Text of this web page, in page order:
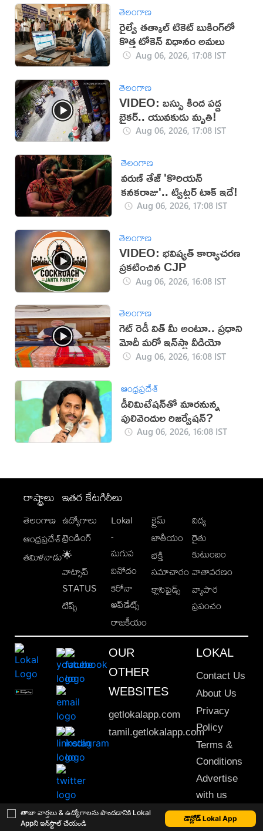
తాజా వార్తలు & ఉద్యోగాలను పొందడానికి Lokal
Appని ఇన్‌స్టాల్ చేయండి
డౌన్లోడ్ Lokal App
తెలంగాణ
రైల్వే తత్కాల్ టికెట్ బుకింగ్‌లో
కొత్త టోకెన్ విధానం అమలు
Aug 06, 2026, 17:08 IST
తెలంగాణ
VIDEO: బస్సు కింద పడ్డ
బైకర్.. యువకుడు మృతి!
Aug 06, 2026, 17:08 IST
తెలంగాణ
వరుణ్ తేజ్ 'కొరియన్
కనకరాజు'.. ట్విట్టర్ టాక్ ఇదే!
Aug 06, 2026, 17:08 IST
తెలంగాణ
VIDEO: భవిష్యత్ కార్యాచరణ
ప్రకటించిన CJP
Aug 06, 2026, 16:08 IST
తెలంగాణ
గెట్ రెడీ విత్ మీ అంటూ.. ప్రధాని
మోదీ మరో ఇన్‌స్టా వీడియో
Aug 06, 2026, 16:08 IST
ఆంధ్రప్రదేశ్
డీలిమిటేషన్‌తో మారనున్న
పులివెందుల రిజర్వేషన్?
Aug 06, 2026, 16:08 IST
రాష్ట్రాలు
తెలంగాణ
ఆంధ్రప్రదేశ్
తమిళనాడు
ఇతర కేటగిరీలు
ఉద్యోగాలు
ట్రెండింగ్
🌟
వాట్సాప్
STATUS
టిప్స్
Lokal
-
మగువ
వినోదం
కరోనా
అప్‌డేట్స్
రాజకీయం
క్రైమ్
జాతీయం
భక్తి
సమాచారం
క్లాసిఫైడ్స్
విద్య
రైతు
కుటుంబం
వాతావరణం
వ్యాపార
ప్రపంచం
OUR
OTHER
WEBSITES
getlokalapp.com
tamil.getlokalapp.com
LOKAL
Contact Us
About Us
Privacy
Policy
Terms &
Conditions
Advertise
with us
Sitemap
This material may not be published, transmitted, rewritten or redistributed. © 2020 Lokal App. All rights reserved.